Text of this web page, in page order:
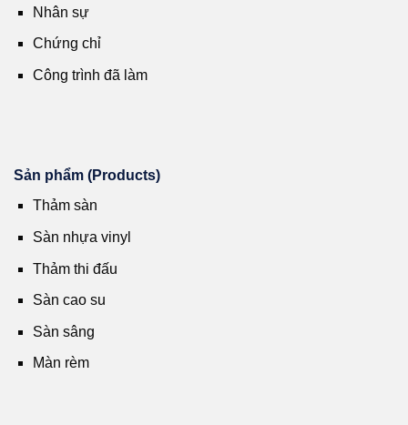
Nhân sự
Chứng chỉ
Công trình đã làm
Sản phẩm (Products)
Thảm sàn
Sàn nhựa vinyl
Thảm thi đấu
Sàn cao su
Sàn sâng
Màn rèm